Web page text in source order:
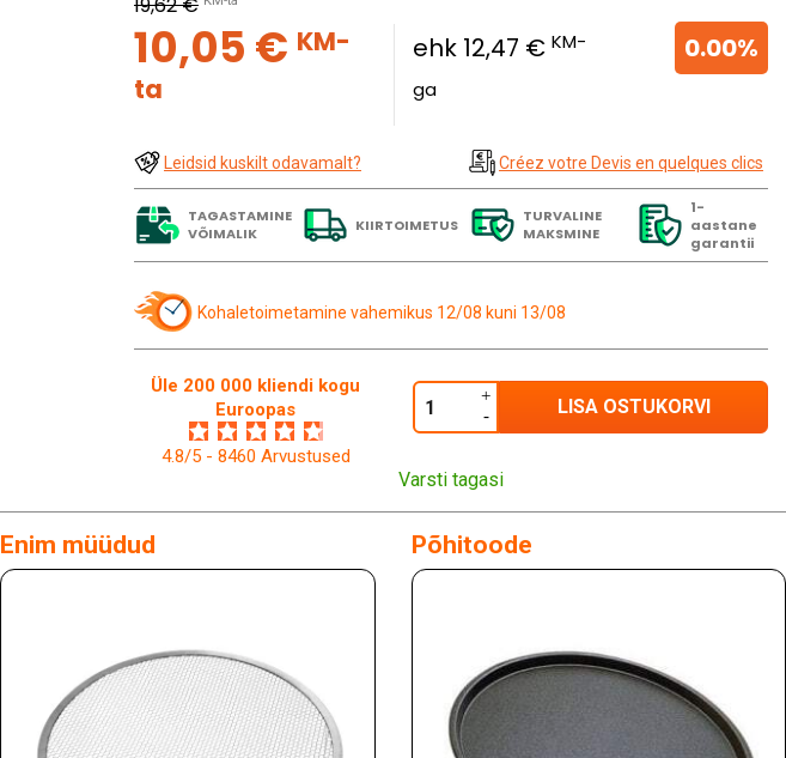
10,05 € KM-
ta
ehk 12,47 €KM-
ga
0.00%
Leidsid kuskilt odavamalt? Créez votre Devis en quelques clics
TAGASTAMINE
VÕIMALIK
KIIRTOIMETUS
TURVALINE
MAKSMINE
1-
aastane
garantii
Kohaletoimetamine vahemikus 12/08 kuni 13/08
Üle 200 000 kliendi kogu
Euroopas
4.8/5 - 8460 Arvustused
LISA OSTUKORVI
Varsti tagasi
Enim müüdud Põhitoode